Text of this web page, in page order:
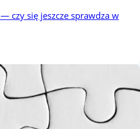
czy się jeszcze sprawdza w